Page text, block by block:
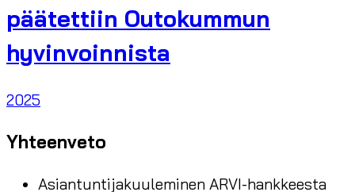
päätettiin Outokummun
hyvinvoinnista
2025
Yhteenveto
Asiantuntijakuuleminen ARVI-hankkeesta